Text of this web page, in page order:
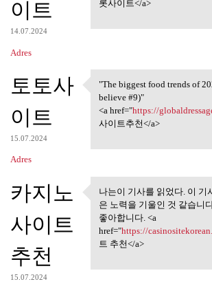
이트
14.07.2024
Adres
난 그것을 너무
롯사이트</a>
토토사
이트
15.07.2024
Adres
"The biggest food
"The biggest food trends of
believe #9)"
<a href="https://
사이트추천</a>
카지노
사이트
추천
15.07.2024
나는이 기사를 읽었
만들기 위해 많은
나는이 기사를 읽었다. 이 기
은 노력을 기울인 것 같습니
좋아합니다. <a
href="https://
트 추천</a>